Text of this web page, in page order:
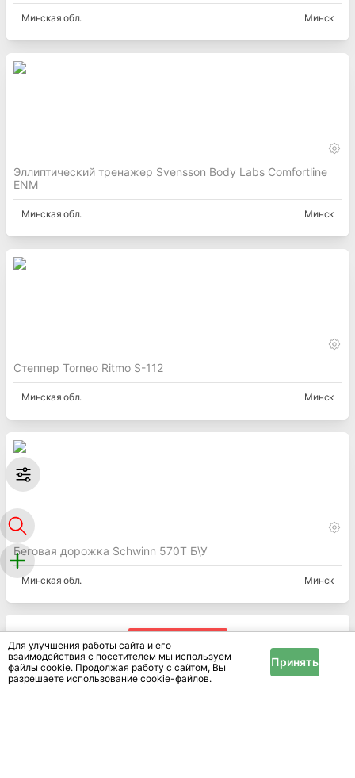
Минская обл. Минск
Эллиптический тренажер Svensson Body Labs Comfortline
ENM
Минская обл. Минск
Степпер Torneo Ritmo S-112
Минская обл. Минск
Беговая дорожка Schwinn 570T Б\У
Минская обл. Минск
Показать ещё
1
2 3
Для улучшения работы сайта и его
взаимодействия с посетителем мы используем
файлы cookie. Продолжая работу с сайтом, Вы
разрешаете использование cookie-файлов.
Принять